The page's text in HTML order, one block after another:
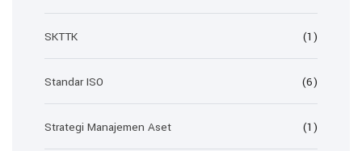
SKTTK (1)
Standar ISO (6)
Strategi Manajemen Aset (1)